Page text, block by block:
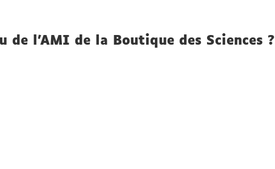
l’AMI de la Boutique des Sciences ?